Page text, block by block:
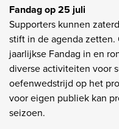
Fandag op 25 juli
Supporters kunnen
stift in de agenda
jaarlijkse Fandag in en
diverse activiteiten voor
oefenwedstrijd op het
voor eigen publiek kan
seizoen.